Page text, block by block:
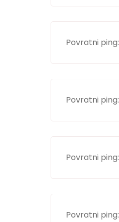
Povratni ping:
Povratni ping:
Povratni ping:
Povratni ping: